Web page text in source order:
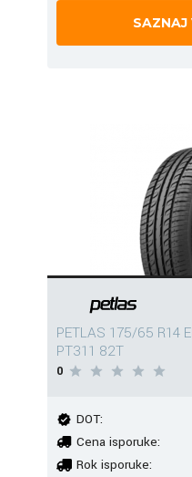
SAZNAJ
PETLAS 175/65 R14
PT311 82T
0
DOT:
Cena isporuke:
Rok isporuke: